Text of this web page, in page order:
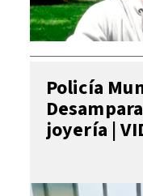
Policía
joyería |